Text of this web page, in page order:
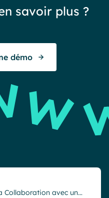
savoir plus ?
démo
Collaboration avec un…